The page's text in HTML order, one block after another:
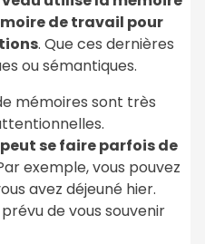
de travail pour
. Que ces dernières
ou sémantiques.
mémoires sont très
se faire parfois de
exemple, vous pouvez
avez déjeuné hier.
de vous souvenir